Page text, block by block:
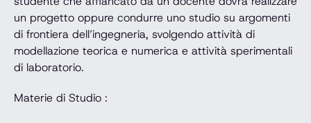
un progetto oppure condurre uno studio su argomenti
di frontiera dell’ingegneria, svolgendo attività di
modellazione teorica e numerica e attività sperimentali
di laboratorio.
Materie di Studio :